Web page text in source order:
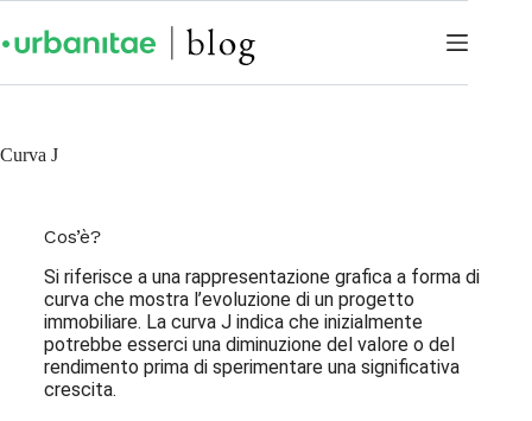
Curva J
Cos’è?
Si riferisce a una rappresentazione grafica a forma di
curva che mostra l’evoluzione di un progetto
immobiliare. La curva J indica che inizialmente
potrebbe esserci una diminuzione del valore o del
rendimento prima di sperimentare una significativa
crescita.